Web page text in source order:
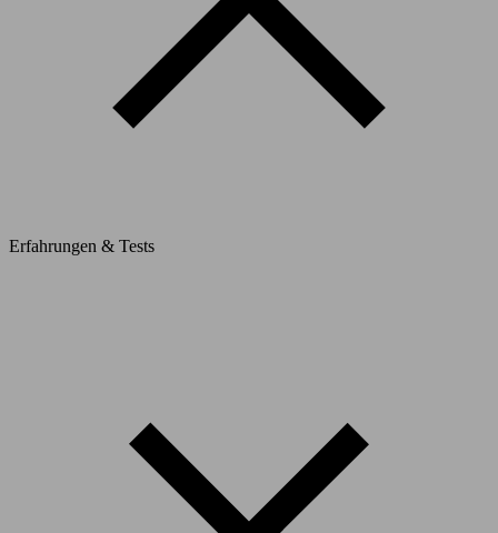
Erfahrungen & Tests